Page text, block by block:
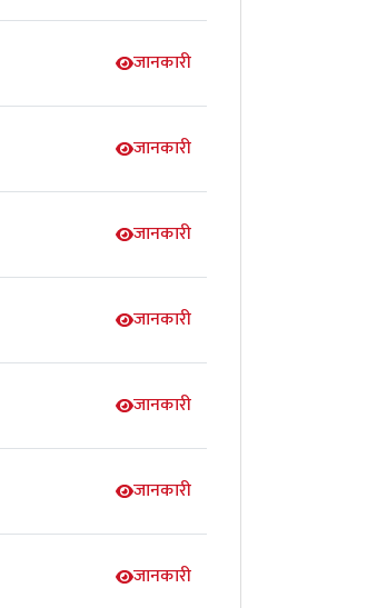
जानकारी
जानकारी
जानकारी
जानकारी
जानकारी
जानकारी
जानकारी